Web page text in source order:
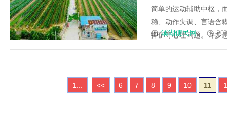
简单的运动辅助中枢，
稳、动作失调、言语含
抑郁等心理问题。许多
溪湖便民网
1... << 6 7 8 9 10 11